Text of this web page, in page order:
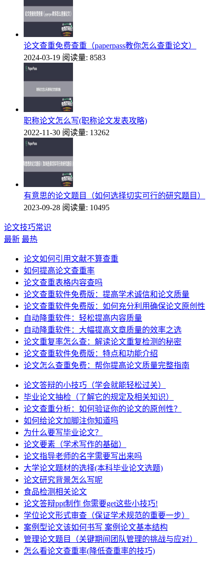
论文查重免费查重（paperpass教你怎么查重论文）
2024-03-19 阅读量: 8583
职称论文怎么写(职称论文发表攻略)
2022-11-30 阅读量: 13262
有意思的论文题目（如何选择切实可行的研究题目）
2023-09-28 阅读量: 10495
论文技巧常识
最新 最热
论文如何引用文献不算查重
如何提高论文查重率
论文查重表格内容查吗
论文查重软件免费版：提高学术诚信和论文质量
论文查重软件免费版：如何充分利用确保论文原创性
自动降重软件：轻松提高内容质量
自动降重软件：大幅提高文章质量的效率之选
论文重复率怎么查：解读论文重复检测的秘密
论文查重软件免费版：特点和功能介绍
论文怎么查重免费：帮你提高论文质量完整指南
论文答辩的小技巧（学会就能轻松过关）
毕业论文抽检（了解它的规定及相关知识）
论文查重分析：如何验证你的论文的原创性？
如何给论文加脚注你知道吗
为什么要写毕业论文？
论文要素（学术写作的基础）
论文指导老师的名字需要写出来吗
大学论文题材的选择(本科毕业论文选题)
论文研究背景怎么写呢
食品检测相关论文
论文答辩ppt制作 你需要get这些小技巧!
学位论文形式审查（保证学术规范的重要一步）
案例型论文该如何书写 案例论文基本结构
管理论文题目（关键期间团队管理的挑战与应对）
怎么看论文查重率(降低查重率的技巧)